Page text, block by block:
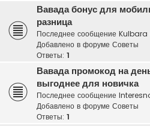
Вавада бонус для
разница
Последнее сообщение Kulbara
Добавлено в форуме Советы
Ответы: 1
Вавада промокод на
выгоднее для новичка
Последнее сообщение
Добавлено в форуме Советы
Ответы: 1